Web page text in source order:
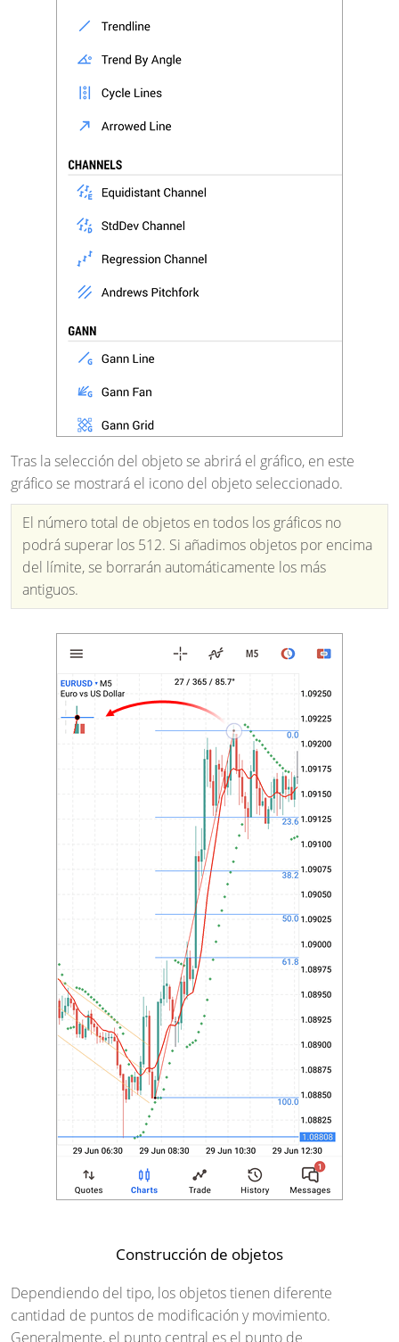
Tras la selección del objeto se abrirá el gráfico, en este
gráfico se mostrará el icono del objeto seleccionado.
El número total de objetos en todos los gráficos no
podrá superar los 512. Si añadimos objetos por encima
del límite, se borrarán automáticamente los más
antiguos.
Construcción de objetos
Dependiendo del tipo, los objetos tienen diferente
cantidad de puntos de modificación y movimiento.
Generalmente, el punto central es el punto de